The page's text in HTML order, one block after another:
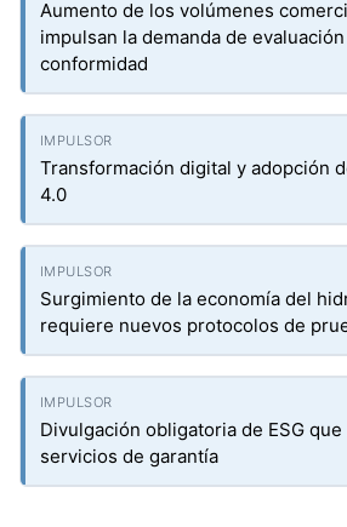
Aumento de los volúmenes
impulsan la demanda de
conformidad
Transformación digital y adopción
4.0
Surgimiento de la economía del
requiere nuevos protocolos de
Divulgación obligatoria de ESG
servicios de garantía